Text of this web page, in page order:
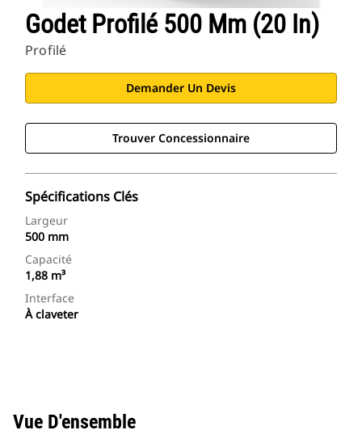
Godet Profilé 500 Mm (20 In)
Profilé
Demander Un Devis
Trouver Concessionnaire
Spécifications Clés
Largeur
500 mm
Capacité
1,88 m³
Interface
À claveter
Vue D'ensemble